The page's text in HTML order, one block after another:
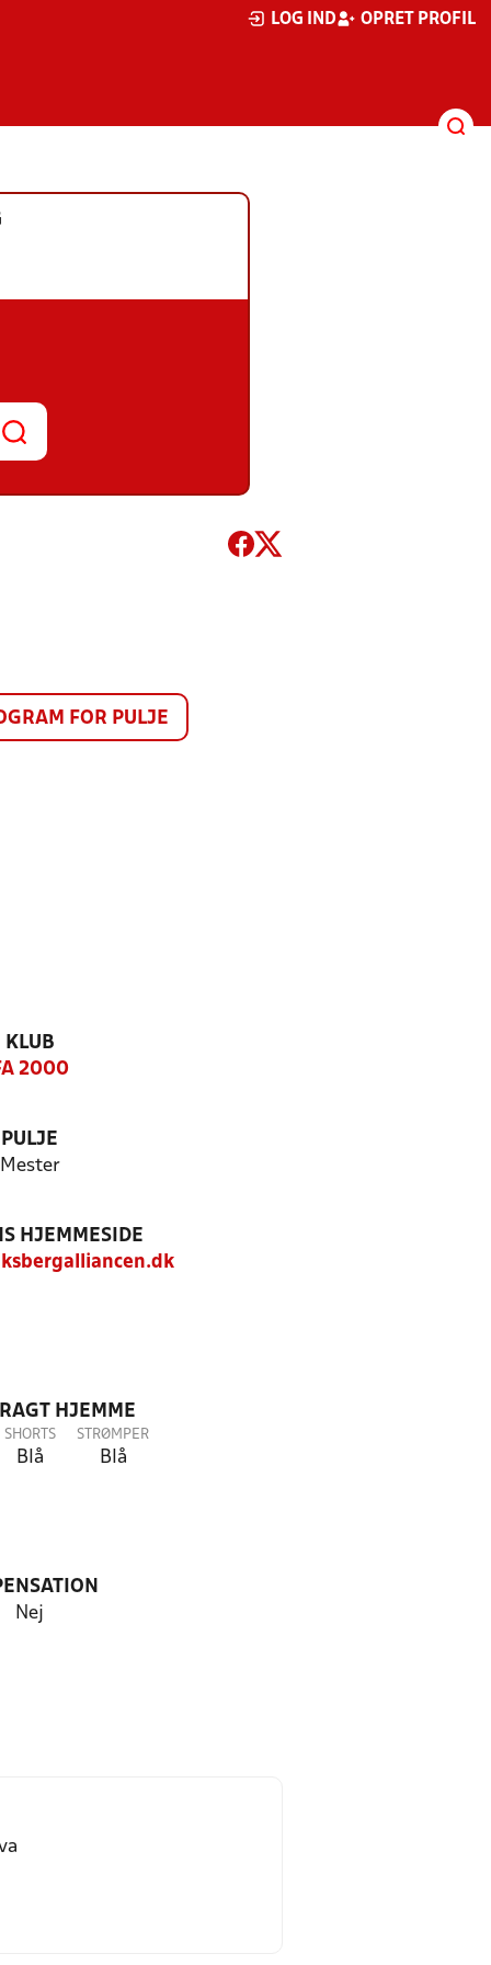
LOG IND OPRET PROFIL
FOR PULJE
KLUB
2000
PULJE
Mester
HJEMMESIDE
HJEMME
SHORTS
Blå
STRØMPER
Blå
Nej